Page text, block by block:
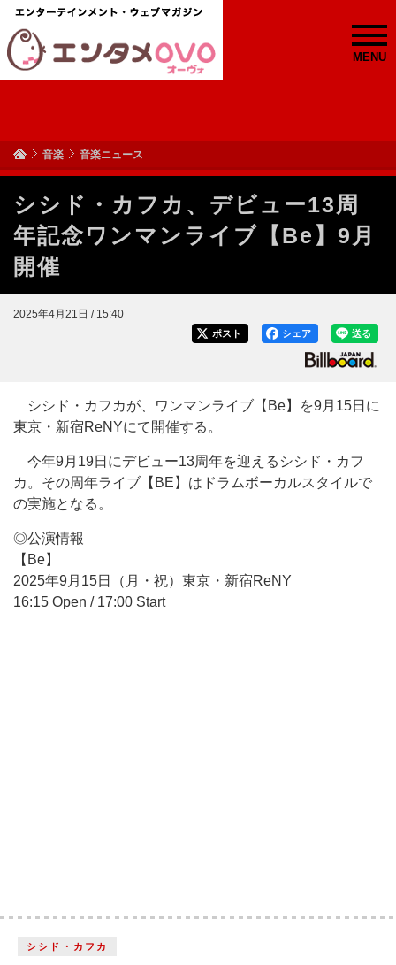
MENU
音楽 音楽ニュース
シシド・カフカ、デビュー13周
年記念ワンマンライブ【Be】9月
開催
2025年4月21日 / 15:40
送る
シェア
ポスト
シシド・カフカが、ワンマンライブ【Be】を9月15日に
東京・新宿ReNYにて開催する。
今年9月19日にデビュー13周年を迎えるシシド・カフ
カ。その周年ライブ【BE】はドラムボーカルスタイルで
の実施となる。
◎公演情報
【Be】
2025年9月15日（月・祝）東京・新宿ReNY
16:15 Open / 17:00 Start
シシド・カフカ